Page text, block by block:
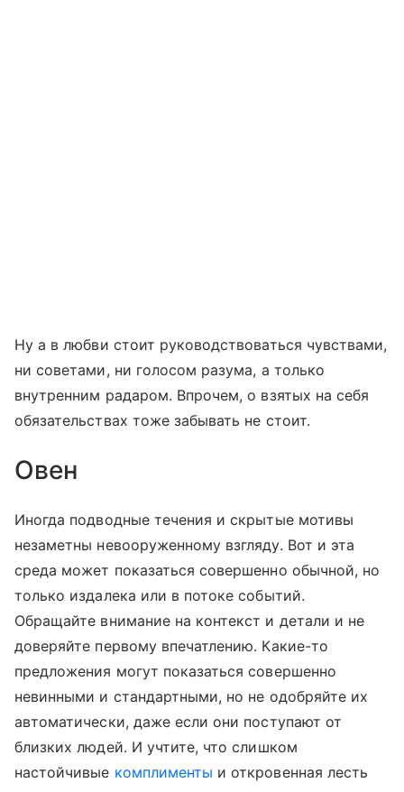
Ну а в любви стоит руководствоваться чувствами,
ни советами, ни голосом разума, а только
внутренним радаром. Впрочем, о взятых на себя
обязательствах тоже забывать не стоит.
Овен
Иногда подводные течения и скрытые мотивы
незаметны невооруженному взгляду. Вот и эта
среда может показаться совершенно обычной, но
только издалека или в потоке событий.
Обращайте внимание на контекст и детали и не
доверяйте первому впечатлению. Какие-то
предложения могут показаться совершенно
невинными и стандартными, но не одобряйте их
автоматически, даже если они поступают от
близких людей. И учтите, что слишком
настойчивые комплименты и откровенная лесть